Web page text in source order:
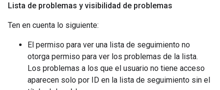
Lista de problemas y visibilidad de problemas
Ten en cuenta lo siguiente:
El permiso para ver una lista de seguimiento no
otorga permiso para ver los problemas de la lista.
Los problemas a los que el usuario no tiene acceso
aparecen solo por ID en la lista de seguimiento sin el